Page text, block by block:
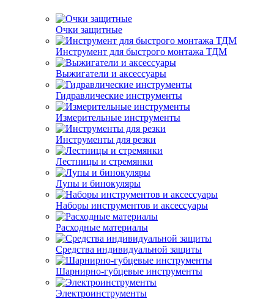
Очки защитные
Инструмент для быстрого монтажа ТДМ
Выжигатели и аксессуары
Гидравлические инструменты
Измерительные инструменты
Инструменты для резки
Лестницы и стремянки
Лупы и бинокуляры
Наборы инструментов и аксессуары
Расходные материалы
Средства индивидуальной защиты
Шарнирно-губцевые инструменты
Электроинструменты